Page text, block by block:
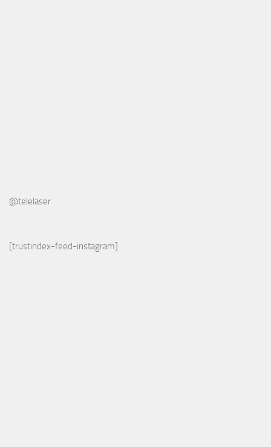
@telelaser
[trustindex-feed-instagram]